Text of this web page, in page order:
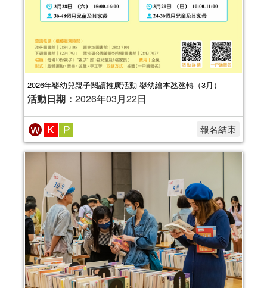
2026年嬰幼兒親子閱讀推廣活動-嬰幼繪本氹氹轉（3月）
活動日期： 2026年03月22日
報名結束